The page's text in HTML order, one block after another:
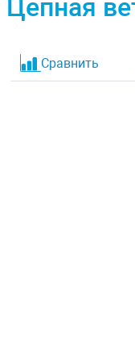
Цепная
Сравнить